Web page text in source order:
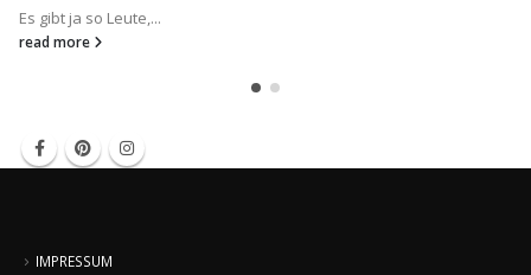
Es gibt ja so Leute,...
read more
IMPRESSUM